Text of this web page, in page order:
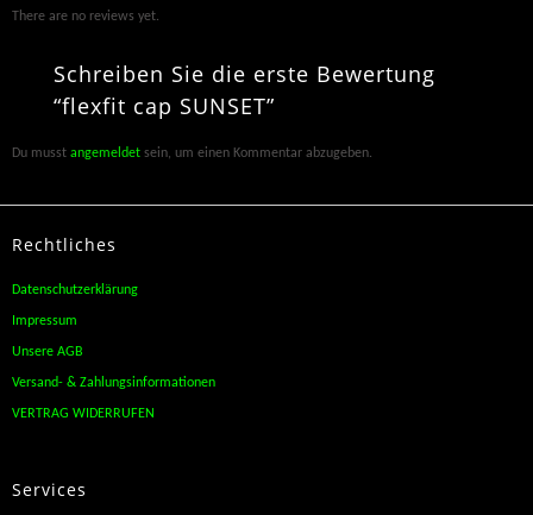
There are no reviews yet.
Schreiben Sie die erste Bewertung
“flexfit cap SUNSET”
Du musst angemeldet sein, um einen Kommentar abzugeben.
Rechtliches
Datenschutzerklärung
Impressum
Unsere AGB
Versand- & Zahlungsinformationen
VERTRAG WIDERRUFEN
Services